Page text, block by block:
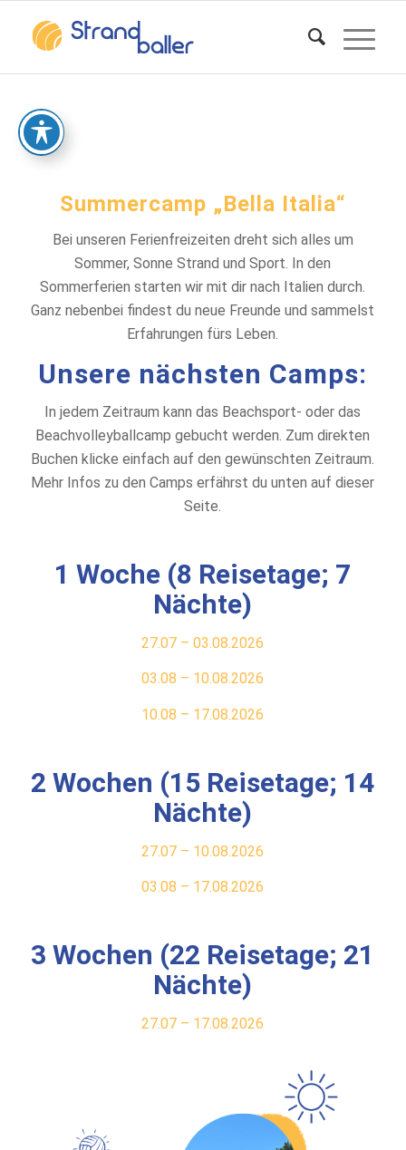
Summercamp „Bella Italia“
Bei unseren Ferienfreizeiten dreht sich alles um
Sommer, Sonne Strand und Sport. In den
Sommerferien starten wir mit dir nach Italien durch.
Ganz nebenbei findest du neue Freunde und sammelst
Erfahrungen fürs Leben.
Unsere nächsten Camps:
In jedem Zeitraum kann das Beachsport- oder das
Beachvolleyballcamp gebucht werden. Zum direkten
Buchen klicke einfach auf den gewünschten Zeitraum.
Mehr Infos zu den Camps erfährst du unten auf dieser
Seite.
1 Woche (8 Reisetage; 7
Nächte)
27.07 – 03.08.2026
03.08 – 10.08.2026
10.08 – 17.08.2026
2 Wochen (15 Reisetage; 14
Nächte)
27.07 – 10.08.2026
03.08 – 17.08.2026
3 Wochen (22 Reisetage; 21
Nächte)
27.07 – 17.08.2026